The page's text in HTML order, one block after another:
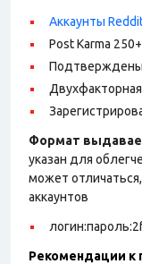
Аккаунты
Post Karma
Подтверждены
Формат
указан для
может
аккаунтов
Рекомендации к